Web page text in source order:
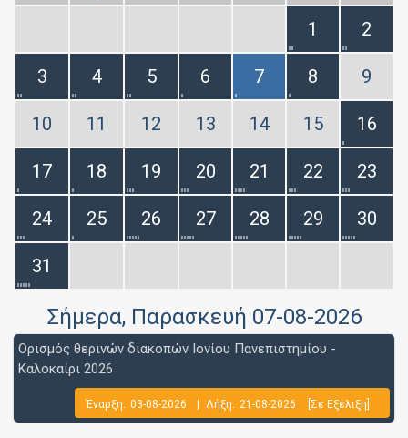
1
2
3 4 5 6 7 8 9
10 11 12 13 14 15 16
17 18 19 20 21 22 23
24 25 26 27 28 29 30
31
Σήμερα, Παρασκευή 07-08-2026
Ορισμός θερινών διακοπών Ιονίου Πανεπιστημίου -
Καλοκαίρι 2026
Έναρξη: 03-08-2026 Λήξη: 21-08-2026 [Σε Εξέλιξη]